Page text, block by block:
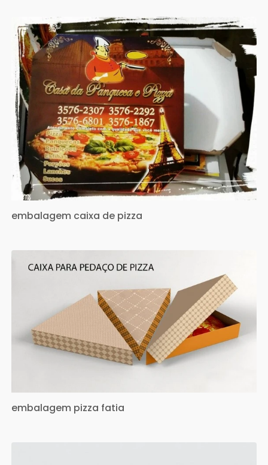
embalagem caixa de pizza
embalagem pizza fatia